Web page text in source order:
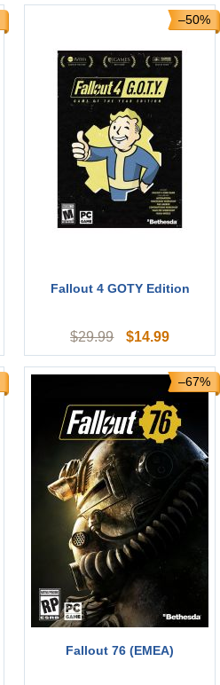
–50%
Fallout 4 GOTY Edition
$29.99 $14.99
–67%
Fallout 76 (EMEA)